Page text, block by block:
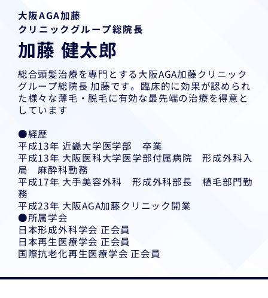
大阪AGA加藤
クリニックグループ総院長
加藤 健太郎
総合頭髪治療を専門とする大阪AGA加藤クリニック
グループ総院長 加藤です。臨床的に効果が認められ
た様々な薄毛・脱毛に有効な最先端の治療を得意と
しています
●経歴
平成13年 近畿大学医学部 卒業
平成13年 大阪医科大学医学部付属病院 形成外科入
局 麻酔科勤務
平成17年 大手美容外科 形成外科部長 植毛部門勤
務
平成23年 大阪AGA加藤クリニック開業
●所属学会
日本形成外科学会 正会員
日本再生医療学会 正会員
国際抗老化再生医療学会 正会員